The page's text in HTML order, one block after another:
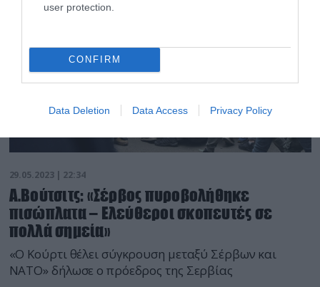
user protection.
CONFIRM
Data Deletion Data Access Privacy Policy
29.05.2023 | 22:34
Α.Βούτσιτς: «Σέρβος πυροβολήθηκε
πισώπλατα – Ελεύθεροι σκοπευτές σε
πολλά σημεία»
«Ο Κούρτι θέλει σύγκρουση μεταξύ Σέρβων και
ΝΑΤΟ» δήλωσε ο πρόεδρος της Σερβίας